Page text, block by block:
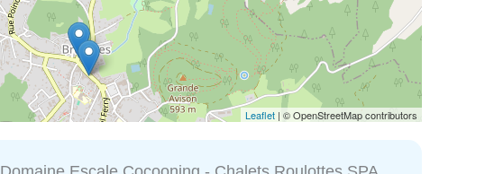
Leaflet | © OpenStreetMap contributors